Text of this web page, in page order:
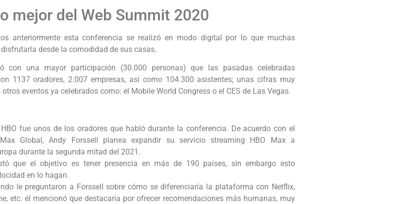
mejor del Web Summit 2020
anteriormente esta conferencia se realizó en modo digital por lo que muchas
desde la comodidad de sus casas.
con una mayor participación (30.000 personas) que las pasadas celebradas
1137 oradores, 2.007 empresas, así como 104.300 asistentes; unas cifras muy
eventos ya celebrados como: el Mobile World Congress o el CES de Las Vegas.
fue unos de los oradores que habló durante la conferencia. De acuerdo con el
Global, Andy Forssell planea expandir su servicio streaming HBO Max a
durante la segunda mitad del 2021.
que el objetivo es tener presencia en más de 190 países, sin embargo esto
en lo hagan.
le preguntaron a Forssell sobre cómo se diferenciaría la plataforma con Netflix,
etc. él mencionó que destacaría por ofrecer recomendaciones más humanas, muy